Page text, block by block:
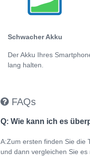
Schwacher Akku
Der Akku Ihres
lang halten.
FAQs
Q: Wie kann ich es
A:Zum ersten finden Sie die
und dann vergleichen Sie